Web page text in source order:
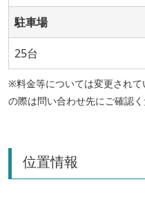
駐車場
25台
※料金等については変更され
の際は問い合わせ先にご確認く
位置情報